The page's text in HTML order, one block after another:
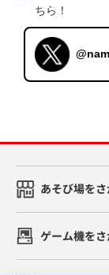
ちら！
あそび場をさ
ゲーム機をさ